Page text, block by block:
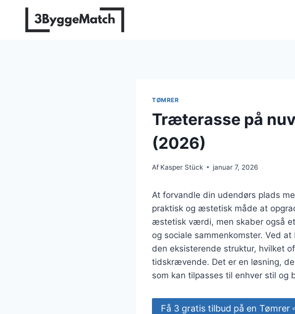
Fortsæt
indhold
TØMRER
Træterasse på
(2026)
Af Kasper Stück januar 7, 2026
At forvandle din udendørs plads
praktisk og æstetisk måde at
æstetisk værdi, men skaber også
og sociale sammenkomster. Ved
den eksisterende struktur, hvilket
tidskrævende. Det er en løsning,
som kan tilpasses til enhver stil og
Få 3 gratis tilbud på en Tømrer